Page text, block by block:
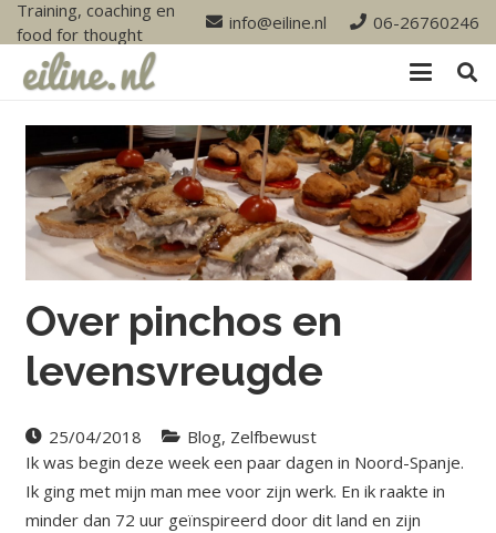
Training, coaching en
food for thought
info@eiline.nl 06-26760246
Over pinchos en
levensvreugde
25/04/2018 Blog, Zelfbewust
Ik was begin deze week een paar dagen in Noord-Spanje.
Ik ging met mijn man mee voor zijn werk. En ik raakte in
minder dan 72 uur geïnspireerd door dit land en zijn